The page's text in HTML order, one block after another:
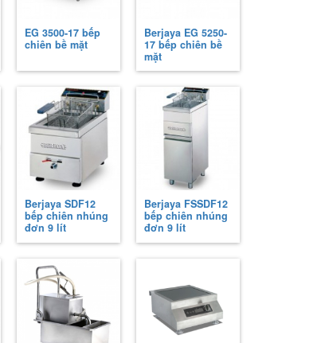
EG 3500-17 bếp
chiên bề mặt
Berjaya EG 5250-
17 bếp chiên bề
mặt
Berjaya SDF12
bếp chiên nhúng
đơn 9 lít
Berjaya FSSDF12
bếp chiên nhúng
đơn 9 lít